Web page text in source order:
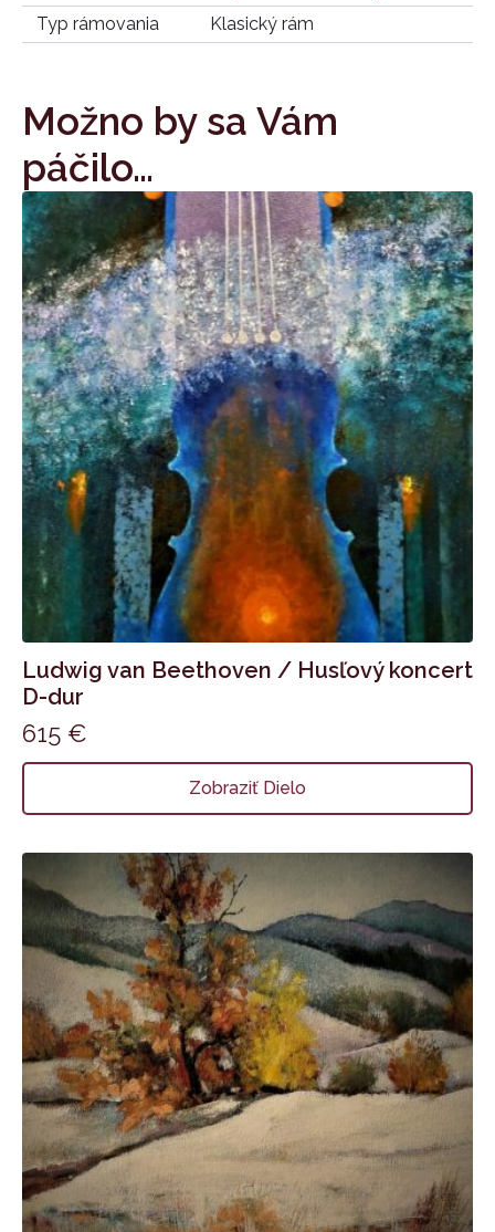
Typ rámovania
Klasický rám
Možno by sa Vám
páčilo…
Ludwig van Beethoven / Husľový koncert
D-dur
615 €
Zobraziť Dielo